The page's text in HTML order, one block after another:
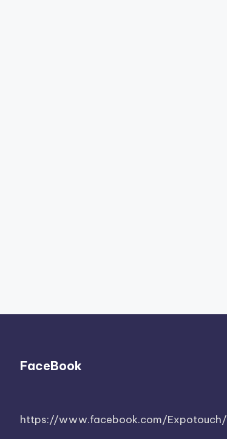
FaceBook
https://www.facebook.com/Expotouch/